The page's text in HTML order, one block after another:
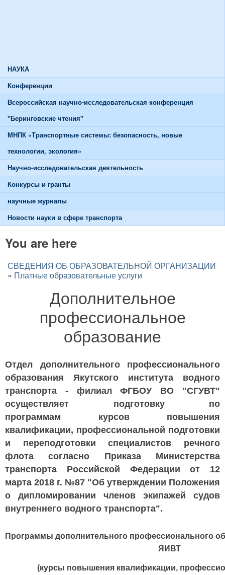
НАУКА
Конференции
Всероссийская научно-исследовательская конференция
"Беринговские чтения"
МНПК «Транспортные системы: безопасность, новые
технологии, экология»
Научно-исследовательская деятельность
Конкурсы и гранты
научные журналы
Новости науки в сфере транспорта
You are here
СВЕДЕНИЯ ОБ ОБРАЗОВАТЕЛЬНОЙ ОРГАНИЗАЦИИ
» Платные образовательные услуги
Дополнительное
профессиональное
образование
Отдел дополнительного профессионального
образования Якутского института водного
транспорта - филиал ФГБОУ ВО "СГУВТ"
осуществляет подготовку по
программам курсов повышения
квалификации, профессиональной подготовки
и переподготовки специалистов речного
флота согласно Приказа Министерства
транспорта Российской Федерации от 12
марта 2018 г. №87 "Об утверждении Положения
о дипломировании членов экипажей судов
внутреннего водного транспорта".
Программы дополнительного профессионального
ЯИВТ
(курсы повышения квалификации,